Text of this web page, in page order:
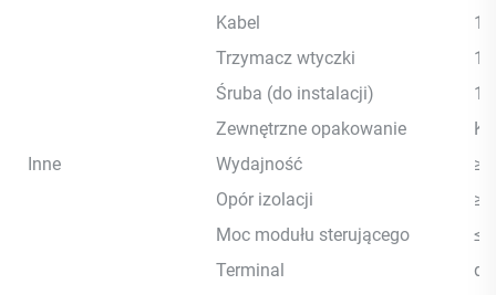
Kabel
Trzymacz wtyczki
Śruba (do instalacji)
Zewnętrzne opakowanie
Inne
Wydajność
Opór izolacji
Moc modułu sterującego
Terminal